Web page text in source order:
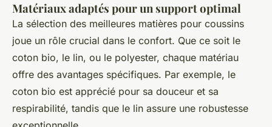
Matériaux adaptés pour un support optimal
La sélection des meilleures matières pour coussins
joue un rôle crucial dans le confort. Que ce soit le
coton bio, le lin, ou le polyester, chaque matériau
offre des avantages spécifiques. Par exemple, le
coton bio est apprécié pour sa douceur et sa
respirabilité, tandis que le lin assure une robustesse